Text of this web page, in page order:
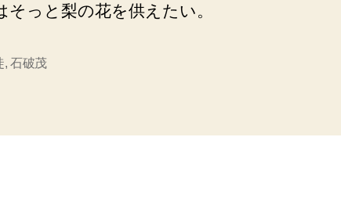
っと梨の花を供えたい。
, 石破茂